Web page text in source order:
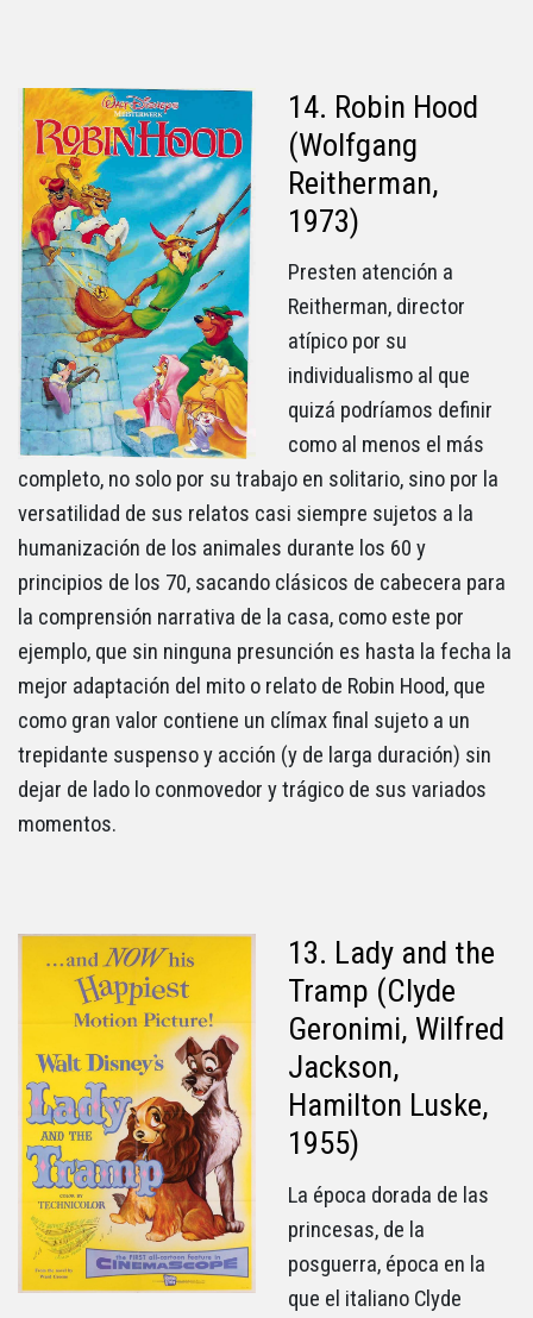
14. Robin Hood
(Wolfgang
Reitherman,
1973)
Presten atención a
Reitherman, director
atípico por su
individualismo al que
quizá podríamos definir
como al menos el más
completo, no solo por su trabajo en solitario, sino por la
versatilidad de sus relatos casi siempre sujetos a la
humanización de los animales durante los 60 y
principios de los 70, sacando clásicos de cabecera para
la comprensión narrativa de la casa, como este por
ejemplo, que sin ninguna presunción es hasta la fecha la
mejor adaptación del mito o relato de Robin Hood, que
como gran valor contiene un clímax final sujeto a un
trepidante suspenso y acción (y de larga duración) sin
dejar de lado lo conmovedor y trágico de sus variados
momentos.
13. Lady and the
Tramp (Clyde
Geronimi, Wilfred
Jackson,
Hamilton Luske,
1955)
La época dorada de las
princesas, de la
posguerra, época en la
que el italiano Clyde